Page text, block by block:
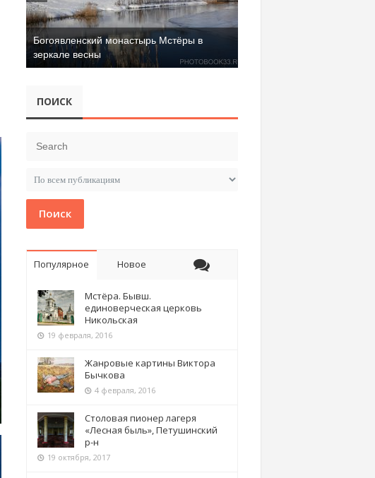
Богоявленский монастырь Мстёры в
зеркале весны
ПОИСК
Поиск
Популярное Новое
Мстёра. Бывш.
единоверческая церковь
Никольская
19 февраля, 2016
Жанровые картины Виктора
Бычкова
4 февраля, 2016
Столовая пионер лагеря
«Лесная быль», Петушинский
р-н
19 октября, 2017